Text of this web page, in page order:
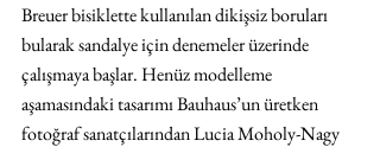
Breuer bisiklette kullanılan dikişsiz boruları
bularak sandalye için denemeler üzerinde
çalışmaya başlar. Henüz modelleme
aşamasındaki tasarımı Bauhaus’un üretken
fotoğraf sanatçılarından Lucia Moholy-Nagy